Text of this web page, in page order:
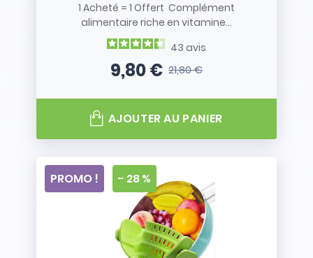
1 Acheté = 1 Offert Complément
alimentaire riche en vitamine...
43 avis
Prix
9,80 €Prix de base
21,80 €
AJOUTER AU PANIER
PROMO ! - 28 %